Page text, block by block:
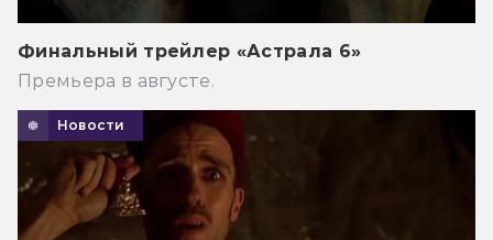
Финальный трейлер «Астрала 6»
Премьера в августе.
Новости